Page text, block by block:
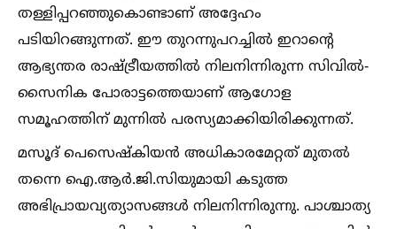
തള്ളിപ്പറഞ്ഞുകൊണ്ടാണ് അദ്ദേഹം
പടിയിറങ്ങുന്നത്. ഈ തുറന്നുപറച്ചില്‍ ഇറാന്റെ
ആഭ്യന്തര രാഷ്ട്രീയത്തില്‍ നിലനിന്നിരുന്ന സിവില്‍-
സൈനിക പോരാട്ടത്തെയാണ് ആഗോള
സമൂഹത്തിന് മുന്നില്‍ പരസ്യമാക്കിയിരിക്കുന്നത്.
മസൂദ് പെസെഷ്‌കിയന്‍ അധികാരമേറ്റത് മുതല്‍
തന്നെ ഐ.ആര്‍.ജി.സിയുമായി കടുത്ത
അഭിപ്രായവ്യത്യാസങ്ങള്‍ നിലനിന്നിരുന്നു. പാശ്ചാത്യ